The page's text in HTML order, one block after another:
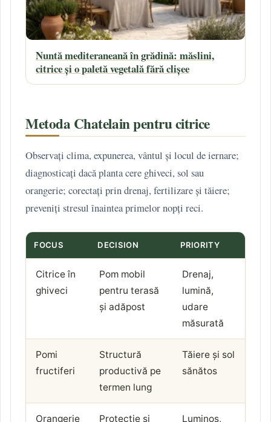
Nuntă mediteraneană în grădină: măslini,
citrice și o paletă vegetală fără clișee
Metoda Chatelain pentru citrice
Observați clima, expunerea, vântul și locul de iernare;
diagnosticați dacă planta cere ghiveci, sol sau
orangerie; corectați prin drenaj, fertilizare și tăiere;
preveniți stresul înaintea primelor nopți reci.
FOCUS DECISION PRIORITY
Citrice în
ghiveci
Pom mobil
pentru terasă
și adăpost
Drenaj,
lumină,
udare
măsurată
Pomi
fructiferi
Structură
productivă pe
termen lung
Tăiere și sol
sănătos
Orangerie Protecție și Luminos,